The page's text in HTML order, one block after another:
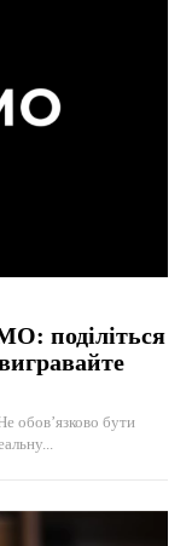
поділіться
обов’язково бути